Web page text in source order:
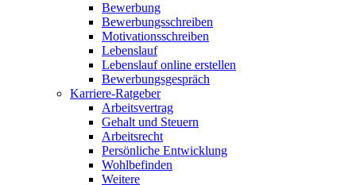
Bewerbung
Bewerbungsschreiben
Motivationsschreiben
Lebenslauf
Lebenslauf online erstellen
Bewerbungsgespräch
Karriere-Ratgeber
Arbeitsvertrag
Gehalt und Steuern
Arbeitsrecht
Persönliche Entwicklung
Wohlbefinden
Weitere